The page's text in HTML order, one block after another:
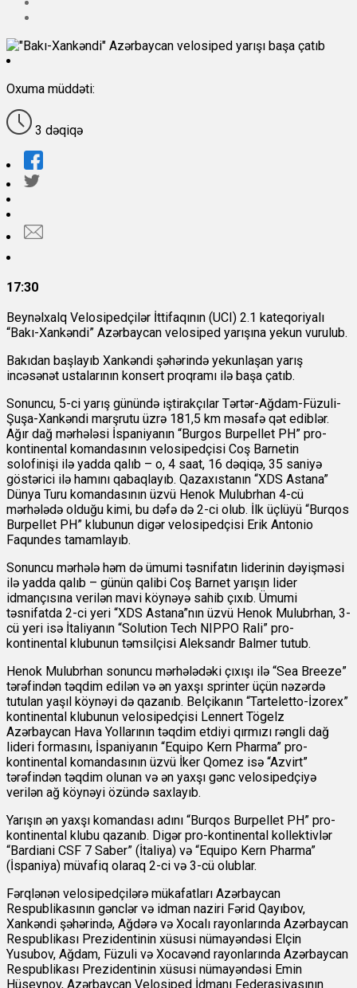
Oxuma müddəti:
3 dəqiqə
17:30
Beynəlxalq Velosipedçilər İttifaqının (UCI) 2.1 kateqoriyalı
“Bakı-Xankəndi” Azərbaycan velosiped yarışına yekun vurulub.
Bakıdan başlayıb Xankəndi şəhərində yekunlaşan yarış
incəsənət ustalarının konsert proqramı ilə başa çatıb.
Sonuncu, 5-ci yarış günündə iştirakçılar Tərtər-Ağdam-Füzuli-
Şuşa-Xankəndi marşrutu üzrə 181,5 km məsafə qət ediblər.
Ağır dağ mərhələsi İspaniyanın “Burgos Burpellet PH” pro-
kontinental komandasının velosipedçisi Coş Barnetin
solofinişi ilə yadda qalıb – o, 4 saat, 16 dəqiqə, 35 saniyə
göstərici ilə hamını qabaqlayıb. Qazaxıstanın “XDS Astana”
Dünya Turu komandasının üzvü Henok Mulubrhan 4-cü
mərhələdə olduğu kimi, bu dəfə də 2-ci olub. İlk üçlüyü “Burqos
Burpellet PH” klubunun digər velosipedçisi Erik Antonio
Faqundes tamamlayıb.
Sonuncu mərhələ həm də ümumi təsnifatın liderinin dəyişməsi
ilə yadda qalıb – günün qalibi Coş Barnet yarışın lider
idmançısına verilən mavi köynəyə sahib çıxıb. Ümumi
təsnifatda 2-ci yeri “XDS Astana”nın üzvü Henok Mulubrhan, 3-
cü yeri isə İtaliyanın “Solution Tech NIPPO Rali” pro-
kontinental klubunun təmsilçisi Aleksandr Balmer tutub.
Henok Mulubrhan sonuncu mərhələdəki çıxışı ilə “Sea Breeze”
tərəfindən təqdim edilən və ən yaxşı sprinter üçün nəzərdə
tutulan yaşıl köynəyi də qazanıb. Belçikanın “Tarteletto-İzorex”
kontinental klubunun velosipedçisi Lennert Tögelz
Azərbaycan Hava Yollarının təqdim etdiyi qırmızı rəngli dağ
lideri formasını, İspaniyanın “Equipo Kern Pharma” pro-
kontinental komandasının üzvü İker Qomez isə “Azvirt”
tərəfindən təqdim olunan və ən yaxşı gənc velosipedçiyə
verilən ağ köynəyi özündə saxlayıb.
Yarışın ən yaxşı komandası adını “Burqos Burpellet PH” pro-
kontinental klubu qazanıb. Digər pro-kontinental kollektivlər
“Bardiani CSF 7 Saber” (İtaliya) və “Equipo Kern Pharma”
(İspaniya) müvafiq olaraq 2-ci və 3-cü olublar.
Fərqlənən velosipedçilərə mükafatları Azərbaycan
Respublikasının gənclər və idman naziri Fərid Qayıbov,
Xankəndi şəhərində, Ağdərə və Xocalı rayonlarında Azərbaycan
Respublikası Prezidentinin xüsusi nümayəndəsi Elçin
Yusubov, Ağdam, Füzuli və Xocavənd rayonlarında Azərbaycan
Respublikası Prezidentinin xüsusi nümayəndəsi Emin
Hüseynov, Azərbaycan Velosiped İdmanı Federasiyasının